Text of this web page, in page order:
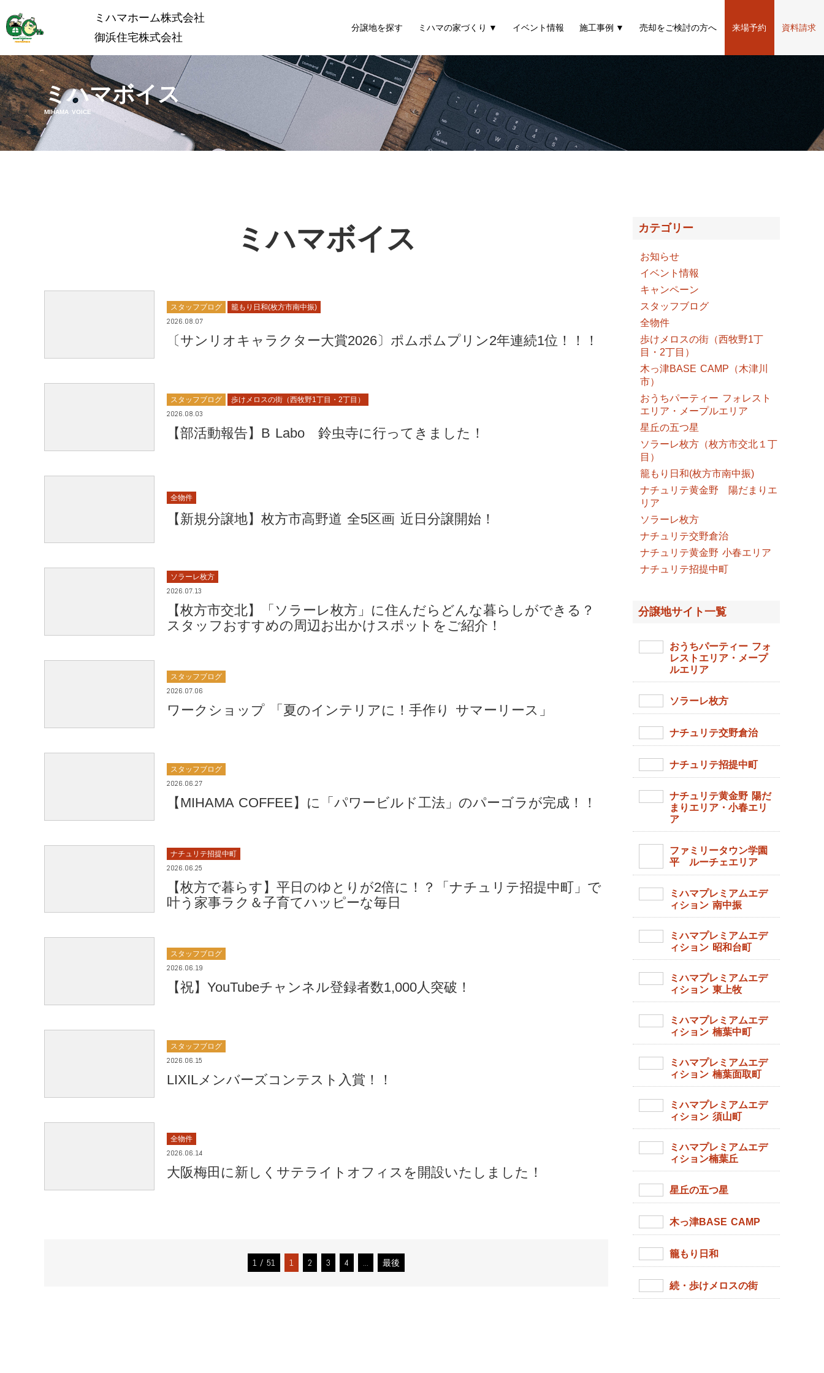
ミハマホーム株式会社
御浜住宅株式会社
分譲地を探す ミハマの家づくり イベント情報 施工事例 売却をご検討の方へ 来場予約 資料請求
ミハマボイス
MIHAMA VOICE
ミハマボイス
スタッフブログ 籠もり日和(枚方市南中振)
2026.08.07
〔サンリオキャラクター大賞2026〕ポムポムプリン2年連続1位！！！
スタッフブログ 歩けメロスの街（西牧野1丁目・2丁目）
2026.08.03
【部活動報告】B Labo 鈴虫寺に行ってきました！
全物件
【新規分譲地】枚方市高野道 全5区画 近日分譲開始！
ソラーレ枚方
2026.07.13
【枚方市交北】「ソラーレ枚方」に住んだらどんな暮らしができる？
スタッフおすすめの周辺お出かけスポットをご紹介！
スタッフブログ
2026.07.06
ワークショップ 「夏のインテリアに！手作り サマーリース」
スタッフブログ
2026.06.27
【MIHAMA COFFEE】に「パワービルド工法」のパーゴラが完成！！
ナチュリテ招提中町
2026.06.25
【枚方で暮らす】平日のゆとりが2倍に！？「ナチュリテ招提中町」で
叶う家事ラク＆子育てハッピーな毎日
スタッフブログ
2026.06.19
【祝】YouTubeチャンネル登録者数1,000人突破！
スタッフブログ
2026.06.15
LIXILメンバーズコンテスト入賞！！
全物件
2026.06.14
大阪梅田に新しくサテライトオフィスを開設いたしました！
1 / 51 1 2 3 4 ... 最後
カテゴリー
お知らせ
イベント情報
キャンペーン
スタッフブログ
全物件
歩けメロスの街（西牧野1丁
目・2丁目）
木っ津BASE CAMP（木津川
市）
おうちパーティー フォレスト
エリア・メープルエリア
星丘の五つ星
ソラーレ枚方（枚方市交北１丁
目）
籠もり日和(枚方市南中振)
ナチュリテ黄金野 陽だまりエ
リア
ソラーレ枚方
ナチュリテ交野倉治
ナチュリテ黄金野 小春エリア
ナチュリテ招提中町
分譲地サイト一覧
おうちパーティー フォ
レストエリア・メープ
ルエリア
ソラーレ枚方
ナチュリテ交野倉治
ナチュリテ招提中町
ナチュリテ黄金野 陽だ
まりエリア・小春エリ
ア
ファミリータウン学園
平 ルーチェエリア
ミハマプレミアムエデ
ィション 南中振
ミハマプレミアムエデ
ィション 昭和台町
ミハマプレミアムエデ
ィション 東上牧
ミハマプレミアムエデ
ィション 楠葉中町
ミハマプレミアムエデ
ィション 楠葉面取町
ミハマプレミアムエデ
ィション 須山町
ミハマプレミアムエデ
ィション楠葉丘
星丘の五つ星
木っ津BASE CAMP
籠もり日和
続・歩けメロスの街